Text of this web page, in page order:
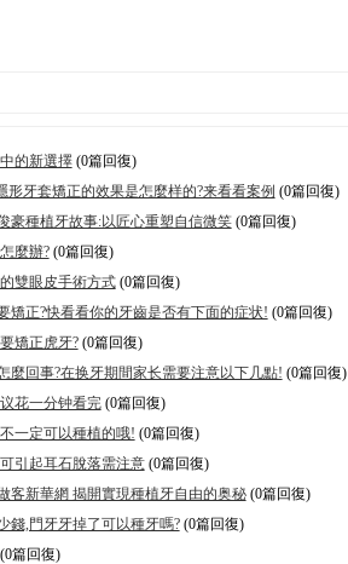
的新選擇(0篇回復)
形牙套矯正的效果是怎麼样的?来看看案例 (0篇回復)
豪種植牙故事:以匠心重塑自信微笑(0篇回復)
麼辦?(0篇回復)
雙眼皮手術方式(0篇回復)
矯正?快看看你的牙齒是否有下面的症状! (0篇回復)
矯正虎牙?(0篇回復)
麼回事?在换牙期間家长需要注意以下几點! (0篇回復)
花一分钟看完(0篇回復)
一定可以種植的哦! (0篇回復)
引起耳石脫落需注意(0篇回復)
客新華網 揭開實現種植牙自由的奥秘(0篇回復)
錢,門牙牙掉了可以種牙嗎?(0篇回復)
篇回復)